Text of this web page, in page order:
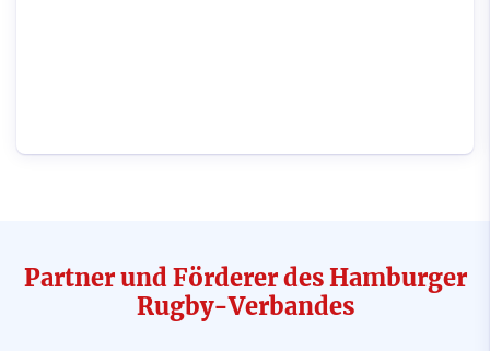
Partner und Förderer des Hamburger
Rugby-Verbandes